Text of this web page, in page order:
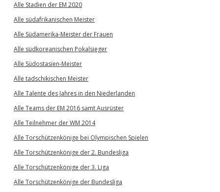
Alle Stadien der EM 2020
Alle südafrikanischen Meister
Alle Südamerika-Meister der Frauen
Alle südkoreanischen Pokalsieger
Alle Südostasien-Meister
Alle tadschikischen Meister
Alle Talente des Jahres in den Niederlanden
Alle Teams der EM 2016 samt Ausrüster
Alle Teilnehmer der WM 2014
Alle Torschützenkönige bei Olympischen Spielen
Alle Torschützenkönige der 2. Bundesliga
Alle Torschützenkönige der 3. Liga
Alle Torschützenkönige der Bundesliga